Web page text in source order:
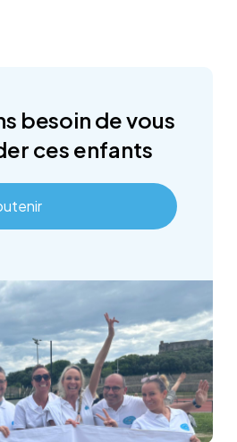
besoin devous
ces enfants